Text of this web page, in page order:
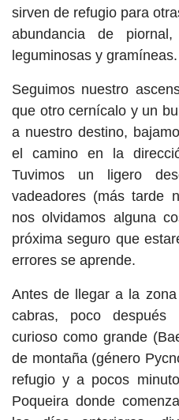
sirven de refugio para
abundancia de piornal,
leguminosas y gramíneas.
Seguimos nuestro
que otro cernícalo y un
a nuestro destino,
el camino en la
Tuvimos un ligero
vadeadores (más tarde
nos olvidamos alguna
próxima seguro que
errores se aprende.
Antes de llegar a la
cabras, poco
curioso como grande
de montaña (género
refugio y a pocos
Poqueira donde